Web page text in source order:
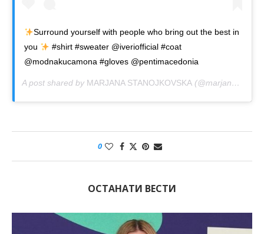
Surround yourself with people who bring out the best in
you
#shirt #sweater @iveriofficial #coat
@modnakucamona #gloves @pentimacedonia
A post shared by MARJANA STANOJKOVSKA (@marjanamay) on
0
ОСТАНАТИ ВЕСТИ